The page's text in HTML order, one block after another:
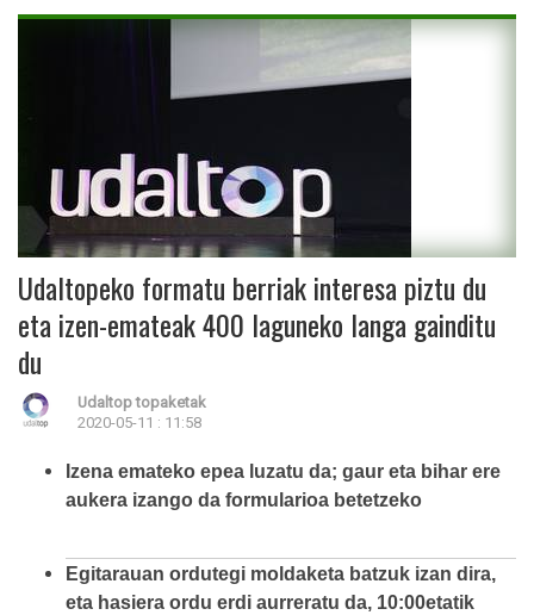
Udaltopeko formatu berriak interesa piztu du
eta izen-emateak 400 laguneko langa gainditu
du
Udaltop topaketak
2020-05-11 : 11:58
Izena emateko epea luzatu da; gaur eta bihar ere
aukera izango da formularioa betetzeko
Egitarauan ordutegi moldaketa batzuk izan dira,
eta hasiera ordu erdi aurreratu da, 10:00etatik